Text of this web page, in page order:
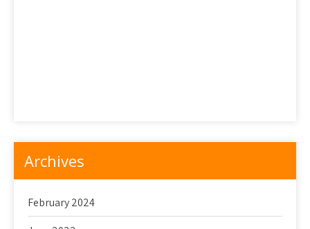
Archives
February 2024